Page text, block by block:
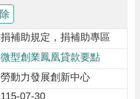
捐補助規定，捐補助專區
微型創業鳳凰貸款要點
勞動力發展創新中心
115-07-30